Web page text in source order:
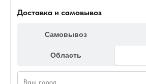
Доставка и самовывоз
Самовывоз
Область